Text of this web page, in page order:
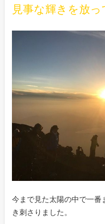
見事な輝きを放っ
今まで見た太陽の中で一番
き刺さりました。